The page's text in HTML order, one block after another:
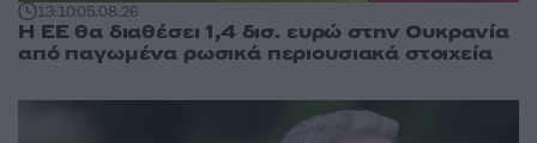
13:1005.08.26
Η ΕΕ θα διαθέσει 1,4 δισ. ευρώ στην Ουκρανία
από παγωμένα ρωσικά περιουσιακά στοιχεία